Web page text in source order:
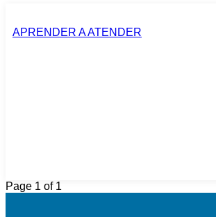
APRENDER A ATENDER
Page 1 of 1